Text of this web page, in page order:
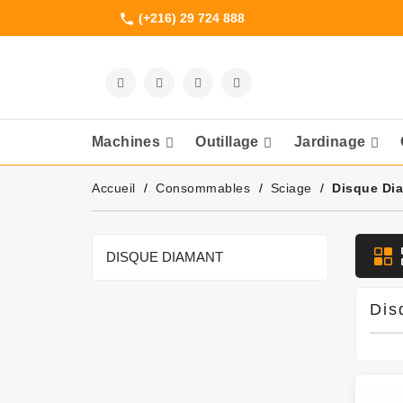
phone (+216) 29 724 888
Machines Outillage Jardinage
Accueil Consommables Sciage Disque
DISQUE DIAMANT